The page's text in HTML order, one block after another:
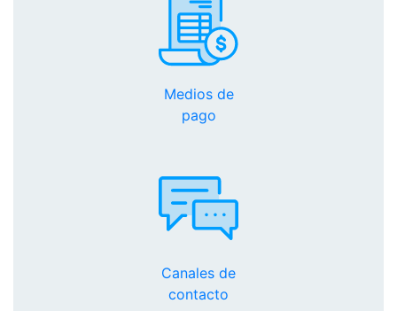
Medios de
pago
Canales de
contacto